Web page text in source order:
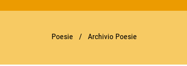
Poesie / Archivio Poesie